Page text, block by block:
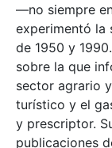
—no siempre
experimentó la
de 1950 y
sobre la que
sector agrario
turístico y el
y prescriptor.
publicaciones